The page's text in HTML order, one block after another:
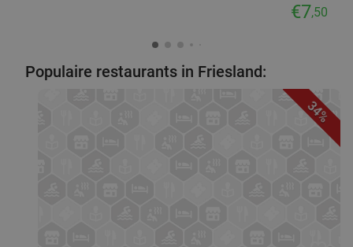
€7,50
Populaire restaurants in Friesland:
34%